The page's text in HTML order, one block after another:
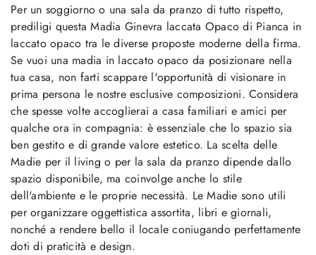
Per un soggiorno o una sala da pranzo di tutto rispetto,
prediligi questa Madia Ginevra laccata Opaco di Pianca in
laccato opaco tra le diverse proposte moderne della firma.
Se vuoi una madia in laccato opaco da posizionare nella
tua casa, non farti scappare l'opportunità di visionare in
prima persona le nostre esclusive composizioni. Considera
che spesse volte accoglierai a casa familiari e amici per
qualche ora in compagnia: è essenziale che lo spazio sia
ben gestito e di grande valore estetico. La scelta delle
Madie per il living o per la sala da pranzo dipende dallo
spazio disponibile, ma coinvolge anche lo stile
dell'ambiente e le proprie necessità. Le Madie sono utili
per organizzare oggettistica assortita, libri e giornali,
nonché a rendere bello il locale coniugando perfettamente
doti di praticità e design.